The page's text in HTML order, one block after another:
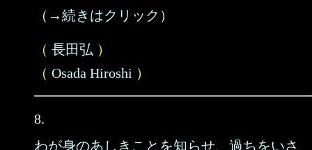
（→続きはクリック）
（ 長田弘 ）
（ Osada Hiroshi ）
8.
わが身のあしきことを知らせ、過ちをいさ